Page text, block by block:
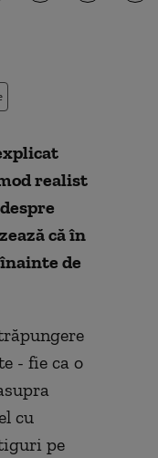
realist
că în
de
- fie ca o
cu
pe